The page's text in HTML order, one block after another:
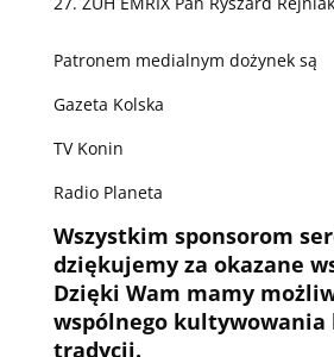
Patronem medialnym dożynek są
Gazeta Kolska
TV Konin
Radio Planeta
Wszystkim sponsorom
dziękujemy za okazane
Dzięki Wam mamy
wspólnego kultywowania
tradycji.